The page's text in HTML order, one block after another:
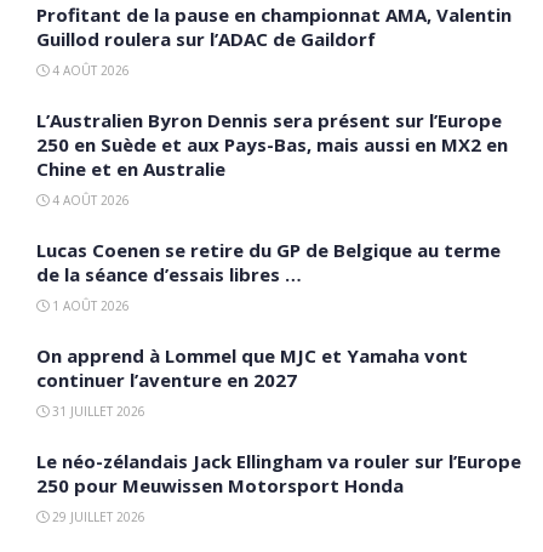
Profitant de la pause en championnat AMA, Valentin
Guillod roulera sur l’ADAC de Gaildorf
4 AOÛT 2026
L’Australien Byron Dennis sera présent sur l’Europe
250 en Suède et aux Pays-Bas, mais aussi en MX2 en
Chine et en Australie
4 AOÛT 2026
Lucas Coenen se retire du GP de Belgique au terme
de la séance d’essais libres …
1 AOÛT 2026
On apprend à Lommel que MJC et Yamaha vont
continuer l’aventure en 2027
31 JUILLET 2026
Le néo-zélandais Jack Ellingham va rouler sur l’Europe
250 pour Meuwissen Motorsport Honda
29 JUILLET 2026